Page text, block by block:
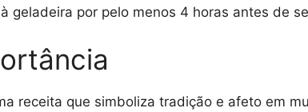
geladeira por pelo menos 4 horas antes de
receita que simboliza tradição e afeto em